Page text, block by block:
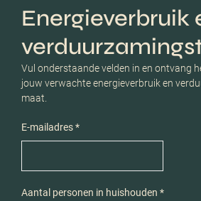
Energieverbruik
Vul onderstaande velden in en ontvang
jouw verwachte energieverbruik en
maat.
E-mailadres *
Aantal personen in huishouden *